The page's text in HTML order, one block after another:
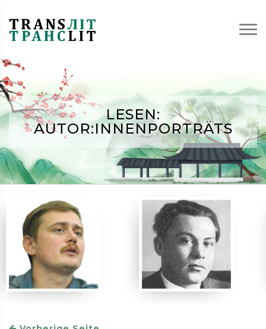
LESEN:
AUTOR:INNENPORTRÄTS